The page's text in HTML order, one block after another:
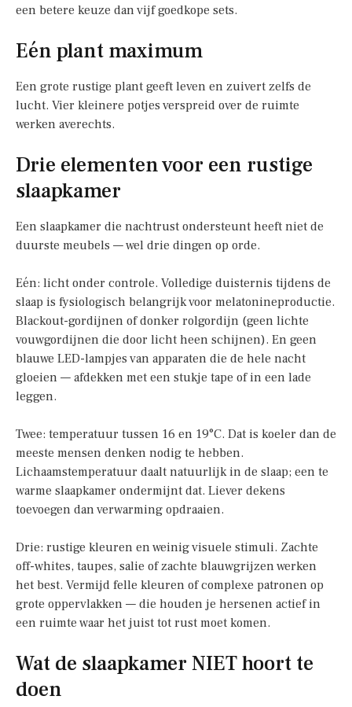
een betere keuze dan vijf goedkope sets.
Eén plant maximum
Een grote rustige plant geeft leven en zuivert zelfs de
lucht. Vier kleinere potjes verspreid over de ruimte
werken averechts.
Drie elementen voor een rustige
slaapkamer
Een slaapkamer die nachtrust ondersteunt heeft niet de
duurste meubels — wel drie dingen op orde.
Eén: licht onder controle. Volledige duisternis tijdens de
slaap is fysiologisch belangrijk voor melatonineproductie.
Blackout-gordijnen of donker rolgordijn (geen lichte
vouwgordijnen die door licht heen schijnen). En geen
blauwe LED-lampjes van apparaten die de hele nacht
gloeien — afdekken met een stukje tape of in een lade
leggen.
Twee: temperatuur tussen 16 en 19°C. Dat is koeler dan de
meeste mensen denken nodig te hebben.
Lichaamstemperatuur daalt natuurlijk in de slaap; een te
warme slaapkamer ondermijnt dat. Liever dekens
toevoegen dan verwarming opdraaien.
Drie: rustige kleuren en weinig visuele stimuli. Zachte
off-whites, taupes, salie of zachte blauwgrijzen werken
het best. Vermijd felle kleuren of complexe patronen op
grote oppervlakken — die houden je hersenen actief in
een ruimte waar het juist tot rust moet komen.
Wat de slaapkamer NIET hoort te
doen